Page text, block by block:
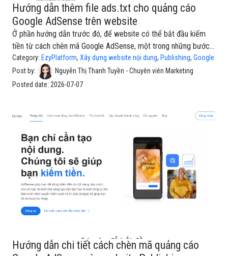
Hướng dẫn thêm file ads.txt cho quảng cáo
Google AdSense trên website
Ở phần hướng dẫn trước đó, để website có thể bắt đầu kiếm
tiền từ cách chèn mã Google AdSense, một trong những bước
quan trọng quản trị viên nên thực hiện là thêm file ads.txt vào
website. File này giúp Google và các nền tảng quảng cáo xác
nhận website của bạn có cho phép tài khoản AdSense tương
khuyến nghị, vì file này giúp hạn chế tình trạng giả mạo nguồn
quảng cáo và hỗ trợ bảo vệ doanh thu quảng cáo của
website.Trong bài viết này, chúng ta sẽ cùng tìm hiểu cách thêm
file ads.tx
Category: EzyPlatform, Xây dựng website nội dung, Publishing, Google
Post by:
Nguyễn Thị Thanh Tuyền - Chuyên viên Marketing
Posted date: 2026-07-07
Hướng dẫn chi tiết cách chèn mã quảng cáo